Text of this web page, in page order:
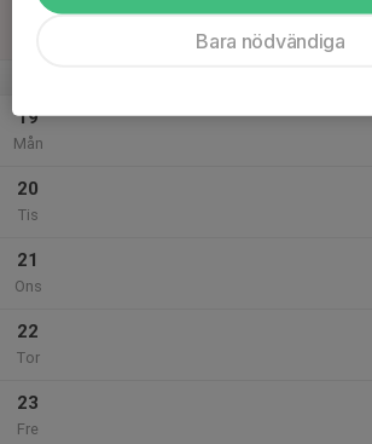
19
Mån
20
Tis
21
Ons
22
Tor
23
Fre
Bara nödvändiga